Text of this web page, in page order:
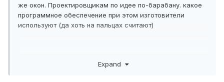
же окон. Проектировщикам по идее по-барабану. какое
программное обеспечение при этом изготовители
используют (да хоть на пальцах считают)
другие продукты. для заказчика входной ценой будет не
Expand